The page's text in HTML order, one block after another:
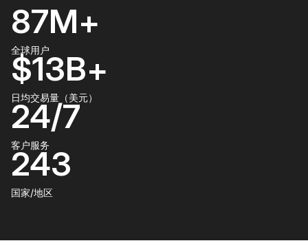
87M+
全球用户
$13B+
日均交易量（美元）
24/7
客户服务
243
国家/地区